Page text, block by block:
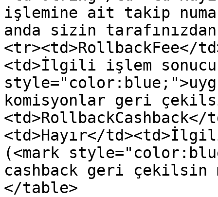
işlemine ait takip
anda sizin
<tr><td>RollbackFee</
<td>İlgili işlem
komisyonlar geri
<td>Hayır</
(<mark
cashback geri çekilsin
</table>